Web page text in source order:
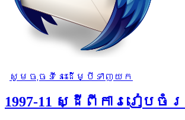
សូមចុចទីនេះដើម្បីទាញយក
1997-11 ស្ដីពីការរៀ